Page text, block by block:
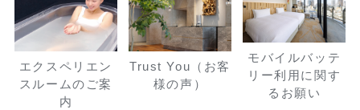
エクスペリエン
スルームのご案
内
Trust You（お客
様の声）
モバイルバッテ
リー利用に関す
るお願い